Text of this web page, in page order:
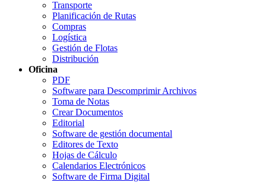
Transporte
Planificación de Rutas
Compras
Logística
Gestión de Flotas
Distribución
Oficina
PDF
Software para Descomprimir Archivos
Toma de Notas
Crear Documentos
Editorial
Software de gestión documental
Editores de Texto
Hojas de Cálculo
Calendarios Electrónicos
Software de Firma Digital